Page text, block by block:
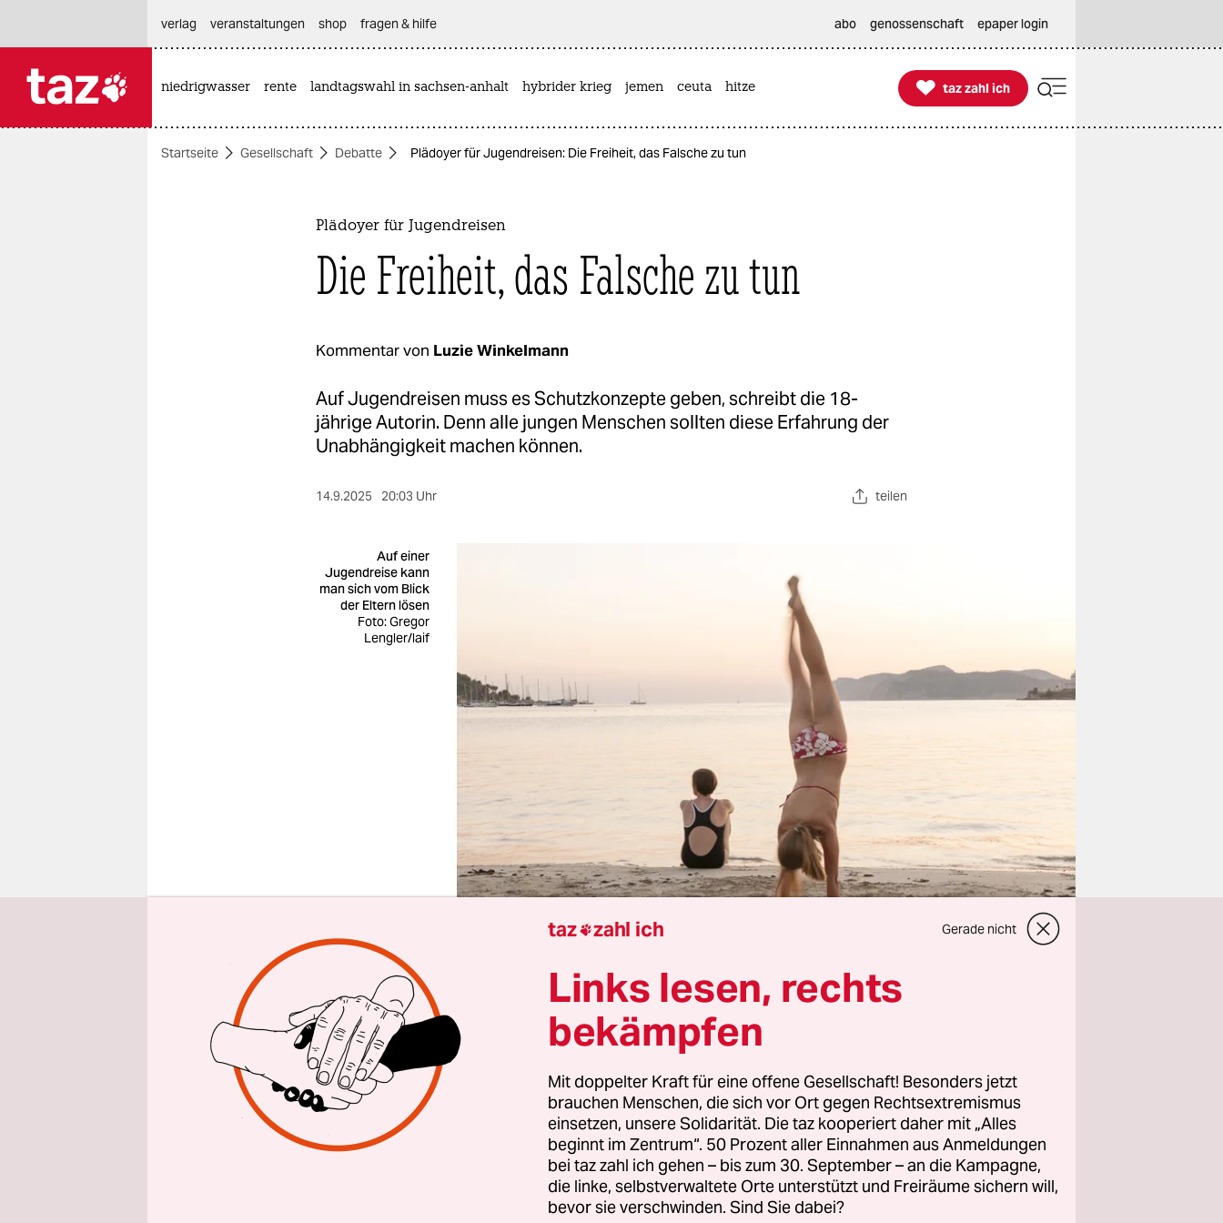
themen
verlag
veranstaltungen shop fragen & hilfe abo genossenschaft epaper login
niedrigwasser rente landtagswahl in sachsen-anhalt hybrider krieg jemen ceuta hitze 
taz zahl ich
taz zahl ich
Startseite Gesellschaft Debatte Plädoyer für Jugendreisen: Die Freiheit, das Falsche zu tun
Plädoyer für Jugendreisen
Die Freiheit, das Falsche zu tun
Kommentar von Luzie Winkelmann
Auf Jugendreisen muss es Schutzkonzepte geben, schreibt die 18-
jährige Autorin. Denn alle jungen Menschen sollten diese Erfahrung der
Unabhängigkeit machen können.
14.9.2025 20:03 Uhr teilen
Auf einer
Jugendreise kann
man sich vom Blick
der Eltern lösen
Foto: Gregor
Lengler/laif
J etzt hier den Berg hoch“, erklärte mir der Betreuer mit mildem
Lächeln, als ich aus dem klimatisierten Bus in die Wärme des
kroatischen Biograd na Moru stieg. Meinen Koffer musste ich
den brüchig asphaltierten Weg hochzerren. Ich merkte: Diese
Jugendreise wird wahrlich kein Luxusurlaub.
Der Eindruck bestätigte sich im Hotelzimmer, wo uns der Geruch
taz zahl ich Gerade nicht
Links lesen, rechts
bekämpfen
Mit doppelter Kraft für eine offene Gesellschaft! Besonders jetzt
brauchen Menschen, die sich vor Ort gegen Rechtsextremismus
einsetzen, unsere Solidarität. Die taz kooperiert daher mit „Alles
beginnt im Zentrum“. 50 Prozent aller Einnahmen aus Anmeldungen
bei taz zahl ich gehen – bis zum 30. September – an die Kampagne,
die linke, selbstverwaltete Orte unterstützt und Freiräume sichern will,
bevor sie verschwinden. Sind Sie dabei?